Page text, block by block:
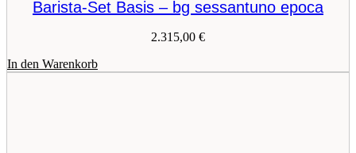
Barista-Set Basis – bg sessantuno epoca
2.315,00 €
In den Warenkorb